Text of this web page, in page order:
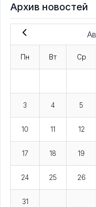
Архив новостей
Пн Вт Ср
3 4 5
10 11 12
17 18 19
24 25 26
31